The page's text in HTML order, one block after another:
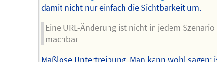
damit nicht nur einfach die Sichtbarkeit um.
Eine URL-Änderung ist nicht in jedem Szenario
machbar
Maßlose Untertreibung. Man kann wohl sagen: